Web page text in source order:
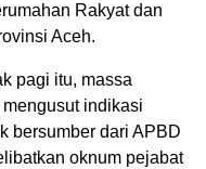
Rakyat dan
Aceh.
pagi itu, massa
indikasi
bersumber dari APBD
oknum pejabat